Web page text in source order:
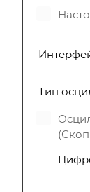
Тип